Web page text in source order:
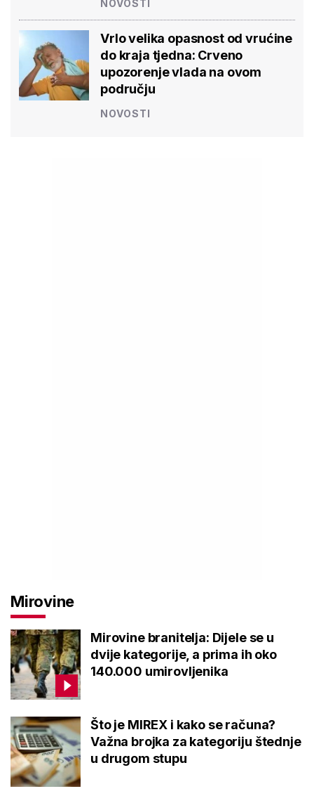
NOVOSTI
Vrlo velika opasnost od vrućine
do kraja tjedna: Crveno
upozorenje vlada na ovom
području
NOVOSTI
Mirovine
Mirovine branitelja: Dijele se u
dvije kategorije, a prima ih oko
140.000 umirovljenika
Što je MIREX i kako se računa?
Važna brojka za kategoriju štednje
u drugom stupu